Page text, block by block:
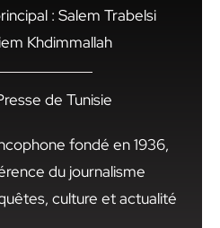
: Salem Trabelsi
Khdimmallah
de Tunisie
fondé en 1936,
du journalisme
culture et actualité